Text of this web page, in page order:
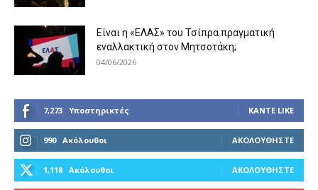
Είναι η «ΕΛΑΣ» του Τσίπρα πραγματική
εναλλακτική στον Μητσοτάκη;
04/06/2026
7,273 Υποστηρικτές ΚΆΝΤΕ LIKE
990 Ακόλουθοι ΑΚΟΛΟΥΘΉΣΤΕ
1,118 Ακόλουθοι ΑΚΟΛΟΥΘΉΣΤΕ